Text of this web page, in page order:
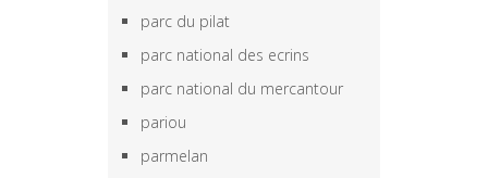
parc du pilat
parc national des ecrins
parc national du mercantour
pariou
parmelan